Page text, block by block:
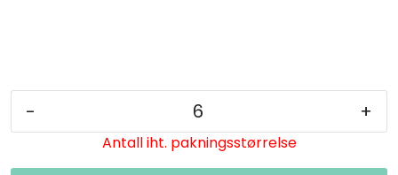
- +
Antall iht. pakningsstørrelse